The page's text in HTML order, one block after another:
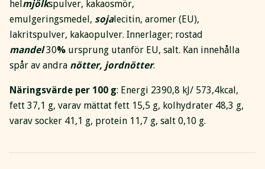
hel mjölkspulver, kakaosmör,
emulgeringsmedel, sojalecitin, aromer (EU),
lakritspulver, kakaopulver. Innerlager; rostad
mandel30% ursprung utanför EU, salt. Kan innehålla
spår av andra nötter, jordnötter.
Näringsvärde per 100 g: Energi 2390,8 kJ/ 573,4kcal,
fett 37,1 g, varav mättat fett 15,5 g, kolhydrater 48,3 g,
varav socker 41,1 g, protein 11,7 g, salt 0,10 g.